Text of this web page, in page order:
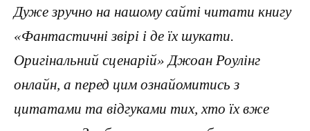
Дуже зручно на нашому сайті читати книгу
«Фантастичні звірі і де їх шукати.
Оригінальний сценарій» Джоан Роулінг
онлайн, а перед цим ознайомитись з
цитатами та відгуками тих, хто їх вже